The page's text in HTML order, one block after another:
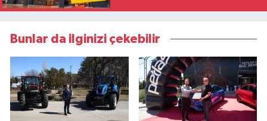
Bunlar da ilginizi çekebilir